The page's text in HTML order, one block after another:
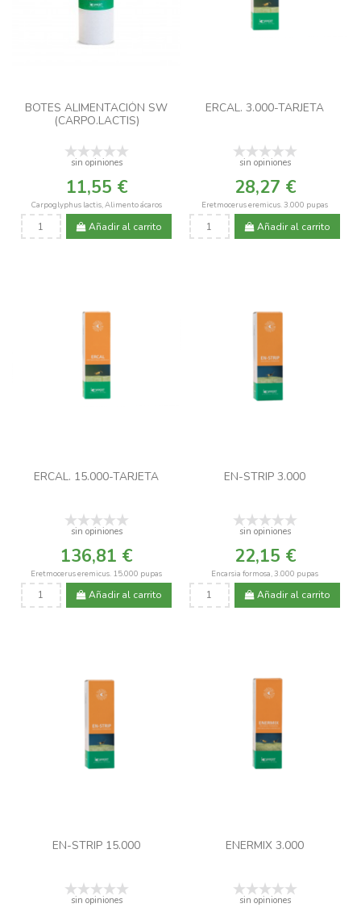
BOTES ALIMENTACIÓN SW
(CARPO.LACTIS)
sin opiniones
11,55 €
Carpoglyphus lactis, Alimento ácaros
Añadir al carrito
ERCAL. 3.000-TARJETA
sin opiniones
28,27 €
Eretmocerus eremicus. 3.000 pupas
Añadir al carrito
ERCAL. 15.000-TARJETA
sin opiniones
136,81 €
Eretmocerus eremicus. 15.000 pupas
Añadir al carrito
EN-STRIP 3.000
sin opiniones
22,15 €
Encarsia formosa, 3.000 pupas
Añadir al carrito
EN-STRIP 15.000
sin opiniones
ENERMIX 3.000
sin opiniones